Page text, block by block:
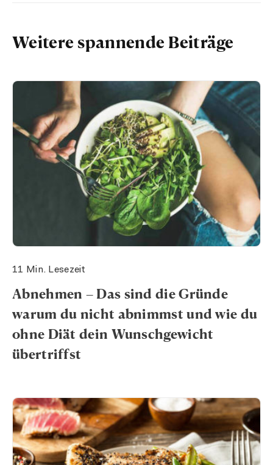
Weitere spannende Beiträge
Abnehmen – Das sind die Gründe
warum du nicht abnimmst und wie du
ohne Diät dein Wunschgewicht
übertriffst
11 Min. Lesezeit